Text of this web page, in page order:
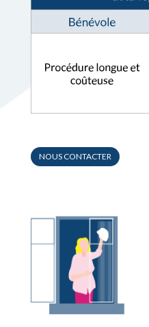
NOUS CONTACTER